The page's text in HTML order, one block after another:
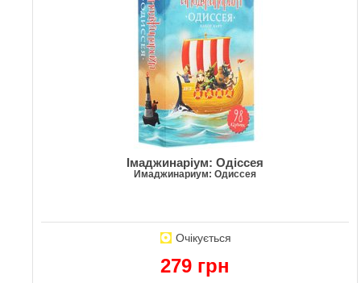
Імаджинаріум: Одіссея
Имаджинариум: Одиссея
Очікується
279 грн